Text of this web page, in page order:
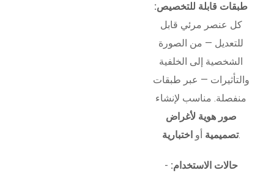
طبقات قابلة للتخصيص:
كل عنصر مرئي قابل
للتعديل — من الصورة
الشخصية إلى الخلفية
والتأثيرات — عبر طبقات
منفصلة. مناسب لإنشاء
صور هوية لأغراض
تصميمية أو اختبارية .
حالات الاستخدام: -